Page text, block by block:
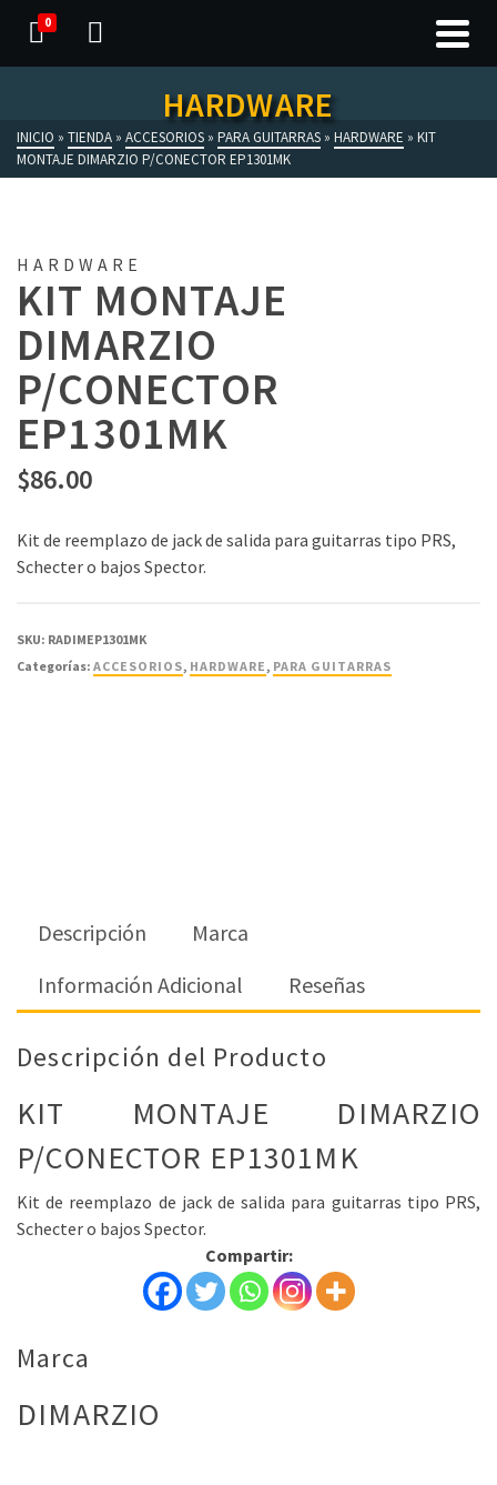
0
HARDWARE
INICIO » TIENDA » ACCESORIOS » PARA GUITARRAS » HARDWARE » KIT
MONTAJE DIMARZIO P/CONECTOR EP1301MK
HARDWARE
KIT MONTAJE
DIMARZIO
P/CONECTOR
EP1301MK
$86.00
Kit de reemplazo de jack de salida para guitarras tipo PRS,
Schecter o bajos Spector.
SKU: RADIMEP1301MK
Categorías: ACCESORIOS, HARDWARE, PARA GUITARRAS
Descripción
Marca
Información Adicional
Reseñas
Descripción del Producto
KIT MONTAJE DIMARZIO
P/CONECTOR EP1301MK
Kit de reemplazo de jack de salida para guitarras tipo PRS,
Schecter o bajos Spector.
Compartir:
Marca
DIMARZIO